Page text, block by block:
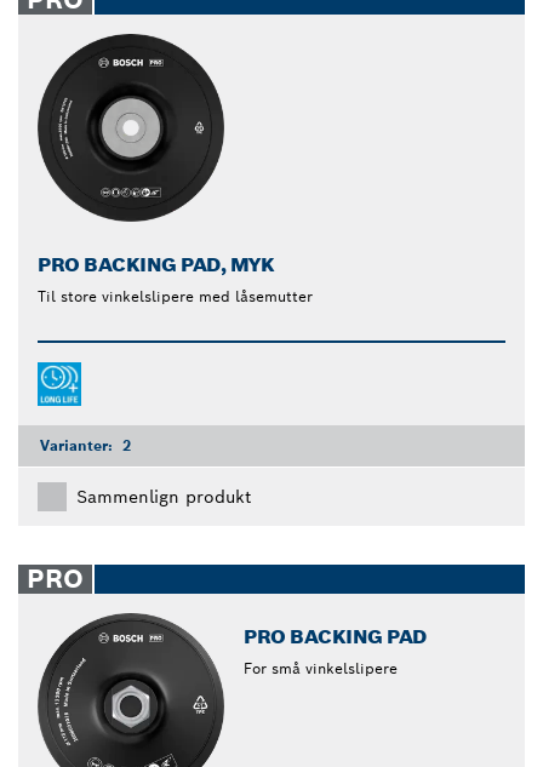
PRO BACKING PAD, MYK
Til store vinkelslipere med låsemutter
Varianter: 2
Sammenlign produkt
PRO
PRO BACKING PAD
For små vinkelslipere